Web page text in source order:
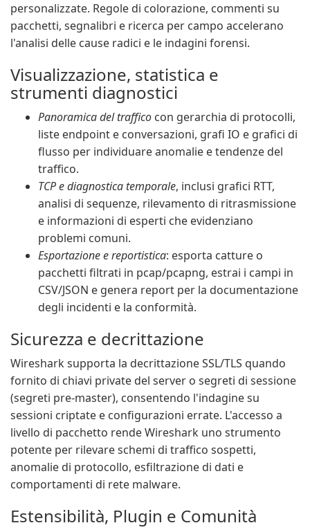
personalizzate. Regole di colorazione, commenti su
pacchetti, segnalibri e ricerca per campo accelerano
l'analisi delle cause radici e le indagini forensi.
Visualizzazione, statistica e
strumenti diagnostici
Panoramica del traffico con gerarchia di protocolli,
liste endpoint e conversazioni, grafi IO e grafici di
flusso per individuare anomalie e tendenze del
traffico.
TCP e diagnostica temporale, inclusi grafici RTT,
analisi di sequenze, rilevamento di ritrasmissione
e informazioni di esperti che evidenziano
problemi comuni.
Esportazione e reportistica: esporta catture o
pacchetti filtrati in pcap/pcapng, estrai i campi in
CSV/JSON e genera report per la documentazione
degli incidenti e la conformità.
Sicurezza e decrittazione
Wireshark supporta la decrittazione SSL/TLS quando
fornito di chiavi private del server o segreti di sessione
(segreti pre-master), consentendo l'indagine su
sessioni criptate e configurazioni errate. L'accesso a
livello di pacchetto rende Wireshark uno strumento
potente per rilevare schemi di traffico sospetti,
anomalie di protocollo, esfiltrazione di dati e
comportamenti di rete malware.
Estensibilità, Plugin e Comunità